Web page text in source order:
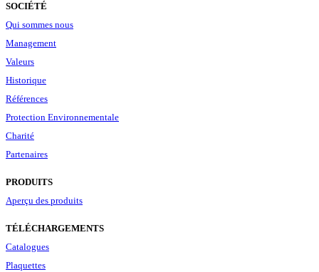
SOCIÉTÉ
Qui sommes nous
Management
Valeurs
Historique
Références
Protection Environnementale
Charité
Partenaires
PRODUITS
Aperçu des produits
TÉLÉCHARGEMENTS
Catalogues
Plaquettes